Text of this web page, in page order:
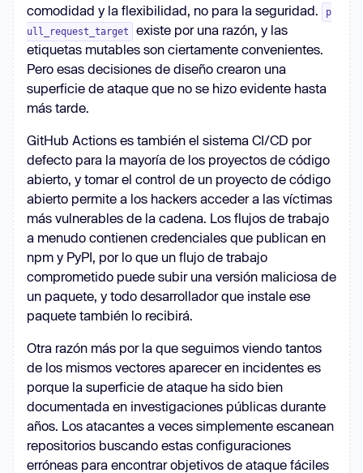
comodidad y la flexibilidad, no para la seguridad.
p
ull_request_target
existe por una razón, y las
etiquetas mutables son ciertamente convenientes.
Pero esas decisiones de diseño crearon una
superficie de ataque que no se hizo evidente hasta
más tarde.
GitHub Actions es también el sistema CI/CD por
defecto para la mayoría de los proyectos de código
abierto, y tomar el control de un proyecto de código
abierto permite a los hackers acceder a las víctimas
más vulnerables de la cadena. Los flujos de trabajo
a menudo contienen credenciales que publican en
npm y PyPI, por lo que un flujo de trabajo
comprometido puede subir una versión maliciosa de
un paquete, y todo desarrollador que instale ese
paquete también lo recibirá.
Otra razón más por la que seguimos viendo tantos
de los mismos vectores aparecer en incidentes es
porque la superficie de ataque ha sido bien
documentada en investigaciones públicas durante
años. Los atacantes a veces simplemente escanean
repositorios buscando estas configuraciones
erróneas para encontrar objetivos de ataque fáciles